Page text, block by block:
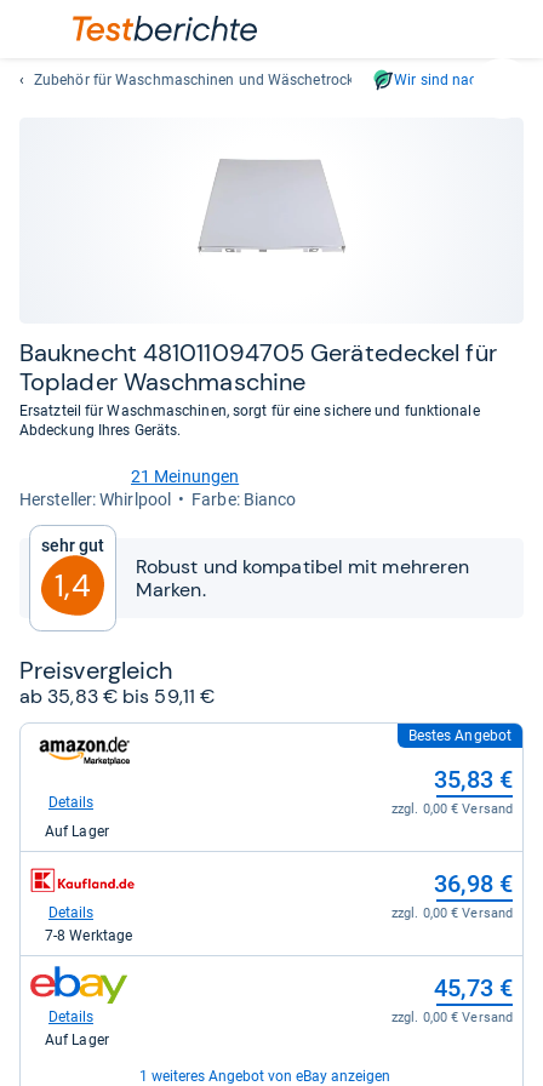
sich
Zubehör für Waschmaschinen und Wäschetrockner Wir sind nachhaltig
Bau­knecht 481011094705 Gerä­te­de­ckel für
Topla­der Wasch­ma­schine
Ersatzteil für Waschmaschinen, sorgt für eine sichere und funktionale
Abdeckung Ihres Geräts.
von
Sternen
21 Meinungen
Her­stel­ler: Whirlpool
Farbe: Bianco
Sehr gut
1,4
Robust und kompatibel mit mehreren
Marken.
Preis­ver­gleich
ab 35,83 € bis 59,11 €
zum
Shop:
Amazon.de
35,83
kaufen.
Bestes Angebot
35,83 €
zzgl. 0,00 € Versand
Details
Auf Lager
zum
Shop:
Kaufland
36,98
kaufen.
36,98 €
zzgl. 0,00 € Versand
Details
7-8 Werktage
zum
Shop:
eBay
45,73 €
zzgl. 0,00 € Versand
Details
Auf Lager
1 weiteres Angebot von eBay anzeigen